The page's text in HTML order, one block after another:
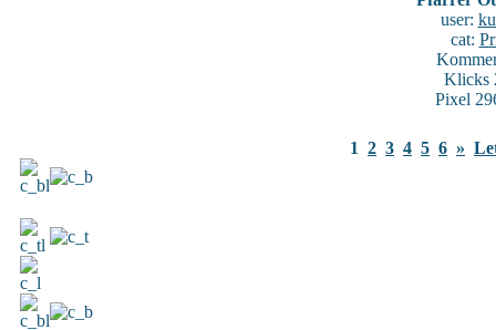
user:
cat:
Klicks
Pixel
1 2 3 4 5 6 »